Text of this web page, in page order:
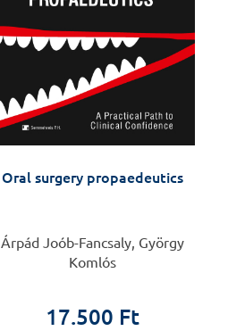
Oral surgery propaedeutics
Árpád Joób-Fancsaly, György
Komlós
17.500 Ft